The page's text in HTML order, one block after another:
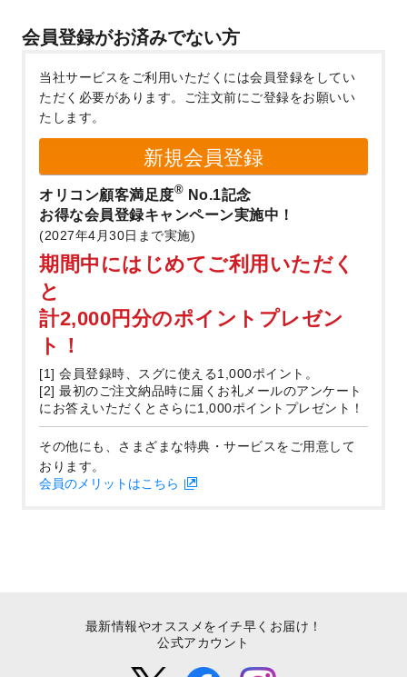
会員登録がお済みでない方
当社サービスをご利用いただくには会員登録をしてい
ただく必要があります。
ご注文前にご登録をお願いい
たします。
新規会員登録
オリコン顧客満足度® No.1記念
お得な会員登録キャンペーン実施中！
(2027年4月30日まで実施)
期間中にはじめてご利用いただく
と
計2,000円分のポイントプレゼン
ト！
[1] 会員登録時、スグに使える1,000ポイント。
[2] 最初のご注文納品時に届くお礼メールのアンケート
にお答えいただくとさらに1,000ポイントプレゼント！
その他にも、さまざまな特典・サービスをご用意して
おります。
会員のメリットはこちら
最新情報やオススメをイチ早くお届け！
公式アカウント